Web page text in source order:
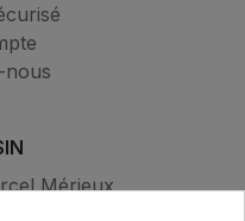
nous
Mérieux